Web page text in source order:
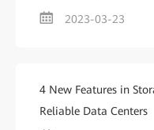
2023-03-23
4 New Features in
Reliable Data Centers